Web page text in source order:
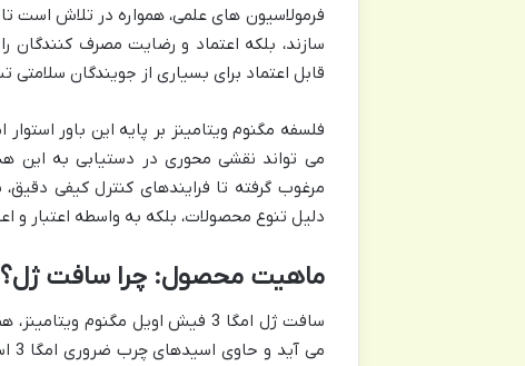
فرمولاسیون های علمی، همواره در تلاش است تا
سازند، بلکه اعتماد و رضایت مصرف کنندگان
قابل اعتماد برای بسیاری از جویندگان سلامتی
فلسفه مگنوم ویتامینز بر پایه این باور
می تواند نقشی محوری در دستیابی به این
مرغوب گرفته تا فرایندهای کنترل کیفی
دلیل تنوع محصولات، بلکه به واسطه
ماهیت محصول: چرا سافت ژل؟
سافت ژل امگا 3 فیش اویل مگنوم